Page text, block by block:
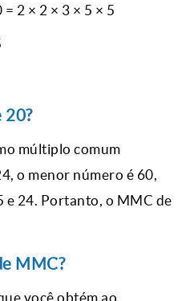
2 × 2 × 3 × 5 × 5
20?
múltiplo comum
o menor número é 60,
e 24. Portanto, o MMC de
MMC?
você obtém ao